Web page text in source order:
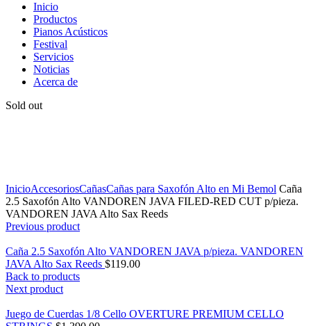
Inicio
Productos
Pianos Acústicos
Festival
Servicios
Noticias
Acerca de
Sold out
InicioAccesoriosCañasCañas para Saxofón Alto en Mi Bemol Caña
2.5 Saxofón Alto VANDOREN JAVA FILED-RED CUT p/pieza.
VANDOREN JAVA Alto Sax Reeds
Previous product
Caña 2.5 Saxofón Alto VANDOREN JAVA p/pieza. VANDOREN
JAVA Alto Sax Reeds $119.00
Back to products
Next product
Juego de Cuerdas 1/8 Cello OVERTURE PREMIUM CELLO